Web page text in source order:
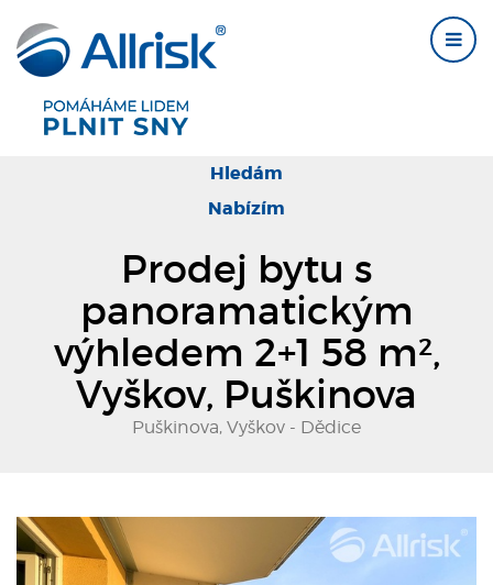
Hledám
Nabízím
Prodej bytu s
panoramatickým
výhledem 2+1 58 m²,
Vyškov, Puškinova
Puškinova, Vyškov - Dědice